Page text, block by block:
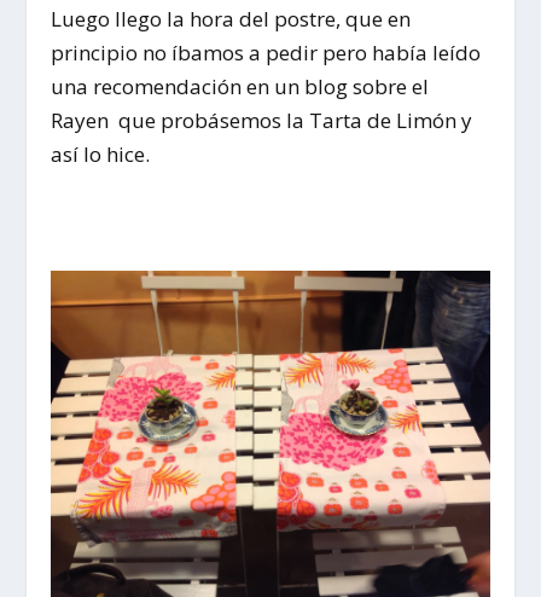
Luego llego la hora del postre, que en
principio no íbamos a pedir pero había leído
una recomendación en un blog sobre el
Rayen que probásemos la Tarta de Limóny
así lo hice.